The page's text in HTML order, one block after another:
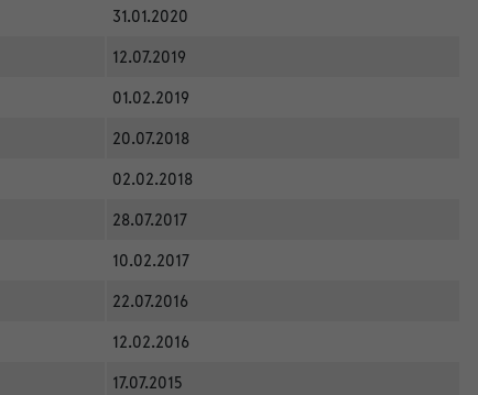
31.01.2020
12.07.2019
01.02.2019
20.07.2018
02.02.2018
28.07.2017
10.02.2017
22.07.2016
12.02.2016
17.07.2015